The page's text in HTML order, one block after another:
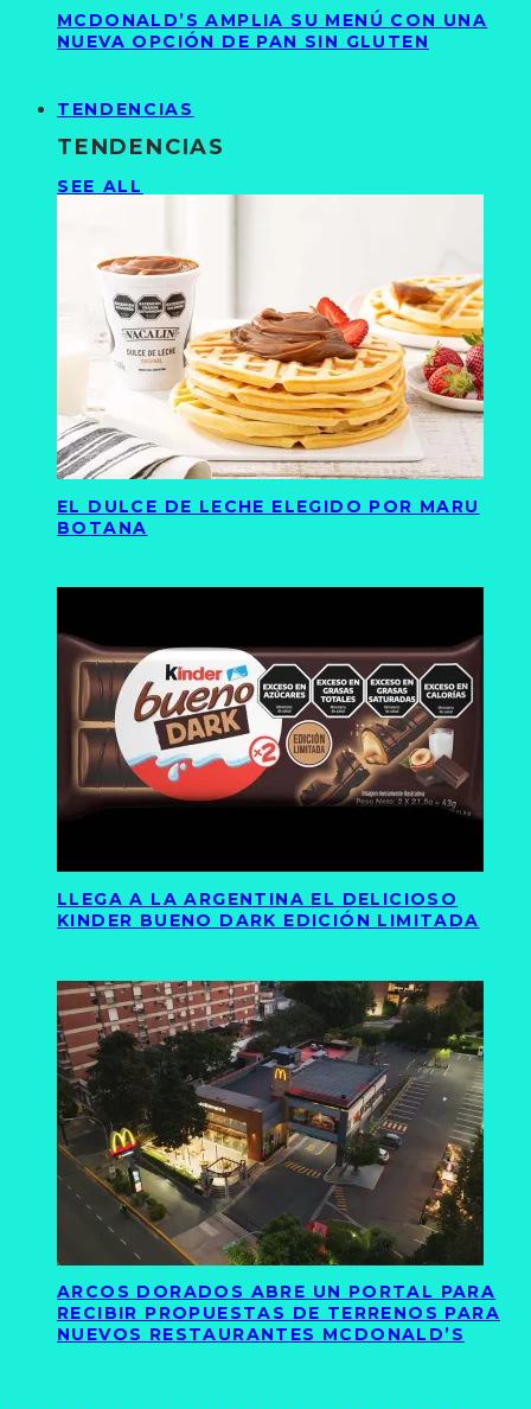
MCDONALD’S AMPLIA SU MENÚ CON UNA
NUEVA OPCIÓN DE PAN SIN GLUTEN
TENDENCIAS
TENDENCIAS
SEE ALL
EL DULCE DE LECHE ELEGIDO POR MARU
BOTANA
LLEGA A LA ARGENTINA EL DELICIOSO
KINDER BUENO DARK EDICIÓN LIMITADA
ARCOS DORADOS ABRE UN PORTAL PARA
RECIBIR PROPUESTAS DE TERRENOS PARA
NUEVOS RESTAURANTES MCDONALD’S